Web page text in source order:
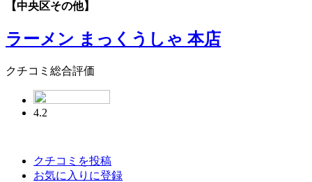
【中央区その他】
ラーメン まっくうしゃ 本店
クチコミ総合評価
4.2
クチコミを投稿
お気に入りに登録